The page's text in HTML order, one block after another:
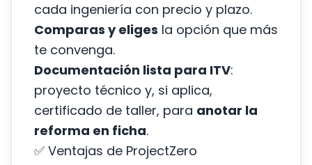
cada ingeniería con precio y plazo.
Comparas y eliges la opción que más
te convenga.
Documentación lista para ITV:
proyecto técnico y, si aplica,
certificado de taller, para anotar la
reforma en ficha.
✅ Ventajas de ProjectZero